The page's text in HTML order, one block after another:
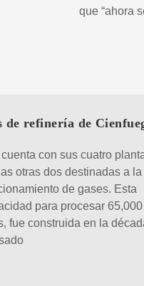
que “ahora
de refinería de
con sus cuatro
otras dos destinadas a la
de gases. Esta
para procesar 65,000
fue construida en la